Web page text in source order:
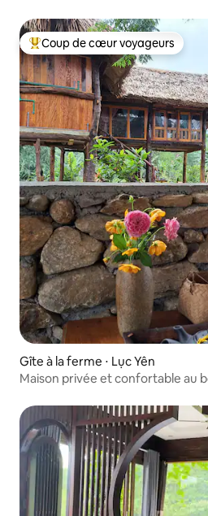
Coups de cœur voyageurs les
Coup de cœur voyageurs
Gîte à la ferme ⋅ Lục Yên
Maison privée et confortable au